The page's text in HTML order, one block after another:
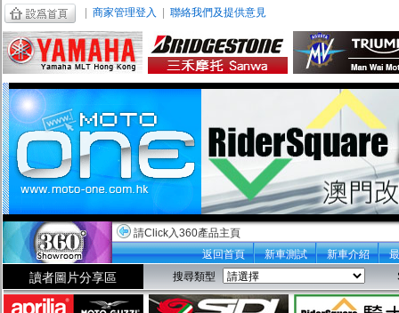
商家管理登入 聯絡我們及提供意見
請Click入360產品主頁
返回首頁
新車測試 新車介紹
讀者圖片分享區 搜尋類型